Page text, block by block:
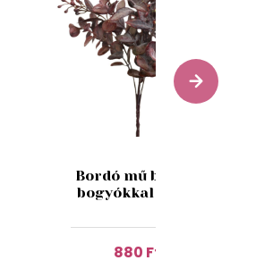
Bordó mű betűző
bogyókkal 38cm
880 Ft